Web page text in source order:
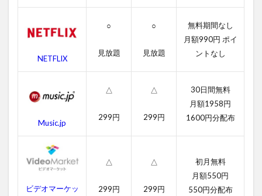
幕動
動画
ター
らす
NETFLIX
○
見放題
○
見放題
無料期間なし
月額990円 ポイ
ントなし
Music.jp
△
299円
△
299円
30日間無料
月額1958円
1600円分配布
ビデオマーケッ
△
299円
△
299円
初月無料
月額550円
550円分配布